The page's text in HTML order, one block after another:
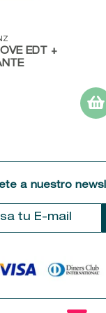
EDT +
a nuestro